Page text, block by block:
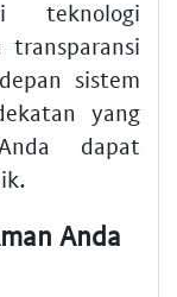
teknologi
transparansi
sistem
yang
dapat
Anda